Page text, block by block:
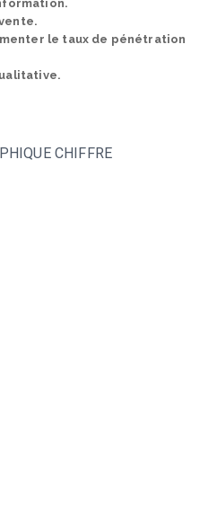
le taux de pénétration